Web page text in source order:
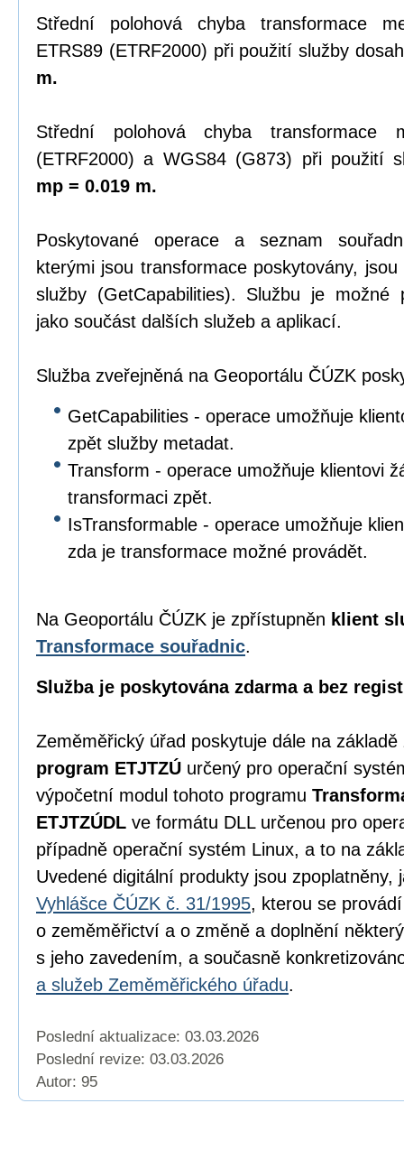
Střední polohová chyba transformace
ETRS89 (ETRF2000) při použití služby
m.
Střední polohová chyba transformace
(ETRF2000) a WGS84 (G873) při použití
mp = 0.019 m.
Poskytované operace a seznam
kterými jsou transformace poskytovány,
služby (GetCapabilities). Službu je možné
jako součást dalších služeb a aplikací.
Služba zveřejněná na Geoportálu ČÚZK
GetCapabilities - operace umožňuje
zpět služby metadat.
Transform - operace umožňuje klientovi
transformaci zpět.
IsTransformable - operace umožňuje
zda je transformace možné provádět.
Na Geoportálu ČÚZK je zpřístupněn klient
Transformace souřadnic.
Služba je poskytována zdarma a bez
Zeměměřický úřad poskytuje dále na
program ETJTZÚ určený pro operační
výpočetní modul tohoto programu
ETJTZÚDL ve formátu DLL určenou pro
případně operační systém Linux, a to na
Uvedené digitální produkty jsou zpoplatněny,
Vyhlášce ČÚZK č. 31/1995, kterou se
o zeměměřictví a o změně a doplnění
s jeho zavedením, a současně
a služeb Zeměměřického úřadu.
Poslední aktualizace: 03.03.2026
Poslední revize: 03.03.2026
Autor: 95